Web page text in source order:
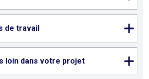
de travail
loin dans votre projet